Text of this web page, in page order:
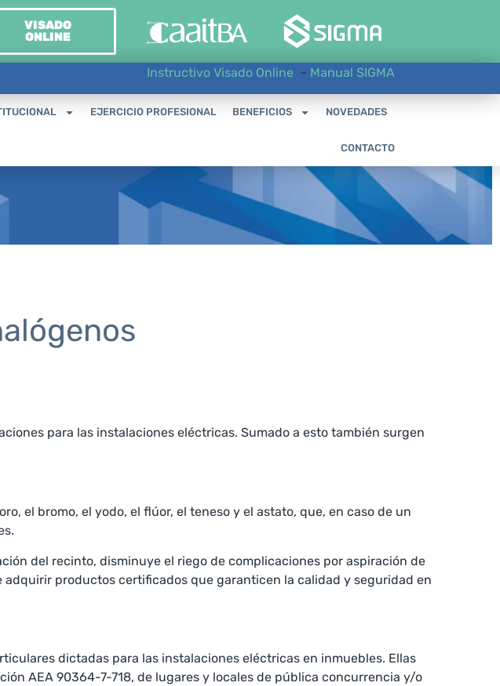
VISADO
ONLINE
Instructivo Visado Online – Manual SIGMA
EJERCICIO PROFESIONAL BENEFICIOS NOVEDADES
CONTACTO
para las instalaciones eléctricas. Sumado a esto también surgen
el bromo, el yodo, el flúor, el teneso y el astato, que, en caso de un
del recinto, disminuye el riego de complicaciones por aspiración de
productos certificados que garanticen la calidad y seguridad en
dictadas para las instalaciones eléctricas en inmuebles. Ellas
AEA 90364-7-718, de lugares y locales de pública concurrencia y/o